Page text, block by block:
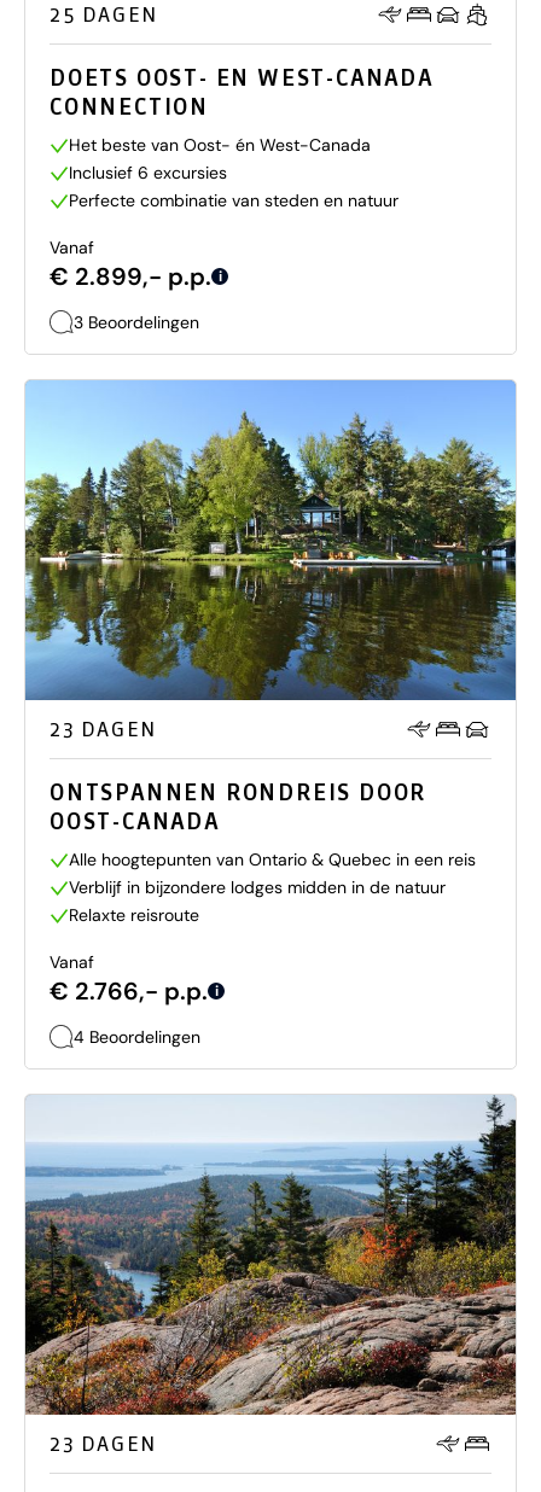
25 DAGEN
DOETS OOST- EN WEST-CANADA
CONNECTION
Het beste van Oost- én West-Canada
Inclusief 6 excursies
Perfecte combinatie van steden en natuur
Vanaf
€ 2.899,- p.p. i
3 Beoordelingen
23 DAGEN
ONTSPANNEN RONDREIS DOOR
OOST-CANADA
Alle hoogtepunten van Ontario & Quebec in een reis
Verblijf in bijzondere lodges midden in de natuur
Relaxte reisroute
Vanaf
€ 2.766,- p.p. i
4 Beoordelingen
23 DAGEN